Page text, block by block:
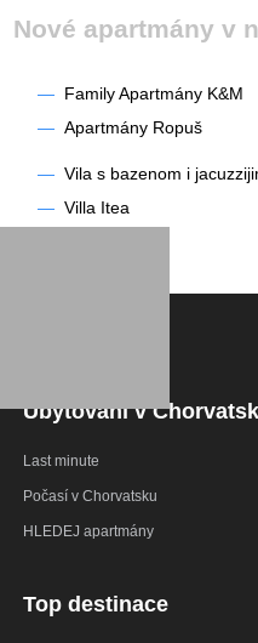
Nové apartmány v
— Family Apartmány K&M
— Apartmány Ropuš
— Vila s bazenom i
— Villa Itea
Ubytování v
Last minute
Počasí v Chorvatsku
HLEDEJ apartmány
Top destinace